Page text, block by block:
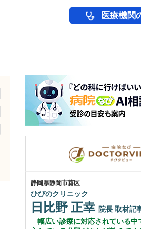
医療機関
静岡県静岡市葵区
ひびのクリニック
日比野 正幸 院長 取材記
幅広い診療に対応されている中